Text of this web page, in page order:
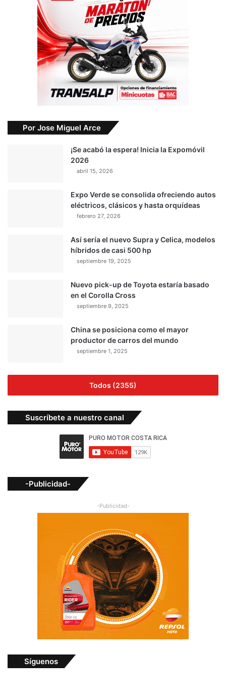
Por Jose Miguel Arce
¡Se acabó la espera! Inicia la Expomóvil
2026
abril 15, 2026
Expo Verde se consolida ofreciendo autos
eléctricos, clásicos y hasta orquídeas
febrero 27, 2026
Así sería el nuevo Supra y Celica, modelos
híbridos de casi 500 hp
septiembre 19, 2025
Nuevo pick-up de Toyota estaría basado
en el Corolla Cross
septiembre 9, 2025
China se posiciona como el mayor
productor de carros del mundo
septiembre 1, 2025
Todos (2355)
Suscríbete a nuestro canal
-Publicidad-
-Publicidad-
Síguenos